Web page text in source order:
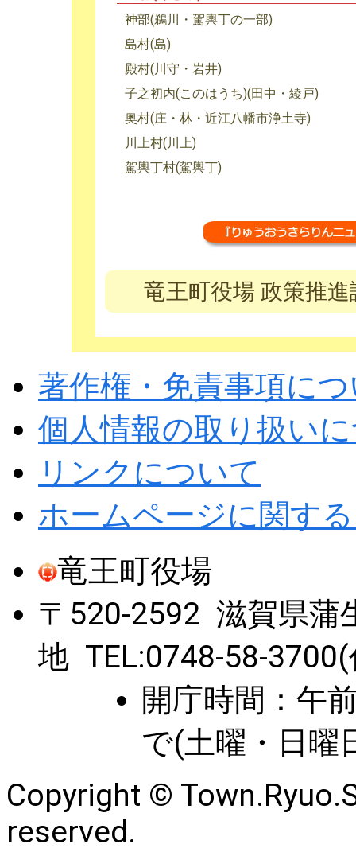
神部(鵜川・駕輿丁の一部)
島村(島)
殿村(川守・岩井)
子之初内(このはうち)(田中・綾戸)
奥村(庄・林・近江八幡市浄土寺)
川上村(川上)
駕輿丁村(駕輿丁)
竜王町役場 政策推
著作権・免責事項に
個人情報の取り扱い
リンクについて
ホームページに関す
竜王町役場
〒520-2592 滋賀県蒲
地 TEL:0748-58-
開庁時間：午
で(土曜・日曜
Copyright ©
reserved.